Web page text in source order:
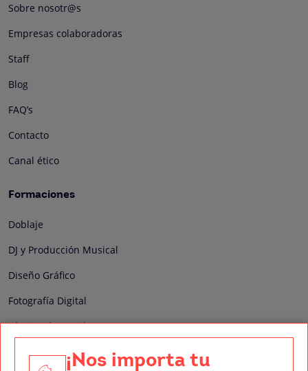
Sobre nosotr@s
Empresas colaboradoras
Staff
Blog
FAQ’s
Contacto
Canal ético
Formaciones
Doblaje
DJ y Producción Musical
Diseño Gráfico
Fotografía Digital
Técnico de Sonido
Edición y Postproducción de Vídeo
¡Nos importa tu